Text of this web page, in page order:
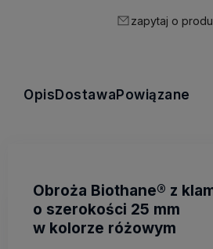
zapytaj o
OpisDostawaPowiązane
Obroża Biothane® z
o szerokości 25 mm
w kolorze różowym